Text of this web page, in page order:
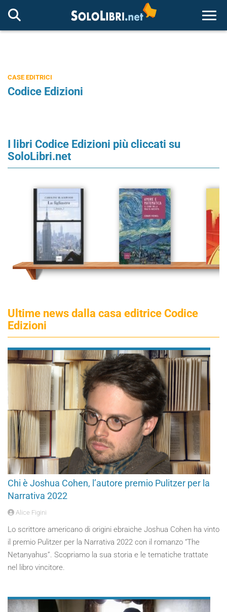
CASE EDITRICI
Codice Edizioni
I libri Codice Edizioni più cliccati su
SoloLibri.net
Ultime news dalla casa editrice Codice
Edizioni
Chi è Joshua Cohen, l’autore premio Pulitzer per la
Narrativa 2022
Alice Figini
Lo scrittore americano di origini ebraiche Joshua Cohen ha vinto
il premio Pulitzer per la Narrativa 2022 con il romanzo “The
Netanyahus”. Scopriamo la sua storia e le tematiche trattate
nel libro vincitore.